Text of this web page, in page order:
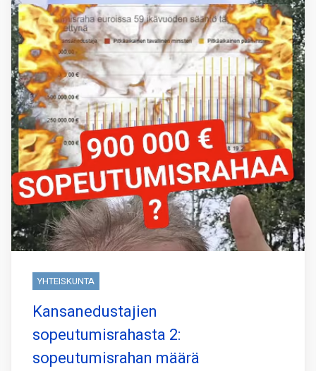
YHTEISKUNTA
Kansanedustajien
sopeutumisrahasta 2:
sopeutumisrahan määrä